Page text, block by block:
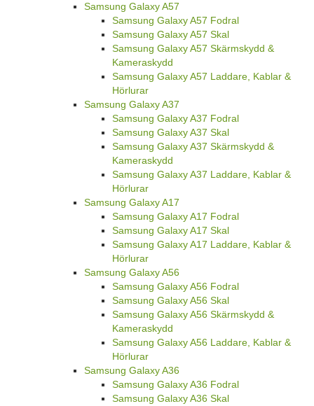
Samsung Galaxy A57
Samsung Galaxy A57 Fodral
Samsung Galaxy A57 Skal
Samsung Galaxy A57 Skärmskydd &
Kameraskydd
Samsung Galaxy A57 Laddare, Kablar &
Hörlurar
Samsung Galaxy A37
Samsung Galaxy A37 Fodral
Samsung Galaxy A37 Skal
Samsung Galaxy A37 Skärmskydd &
Kameraskydd
Samsung Galaxy A37 Laddare, Kablar &
Hörlurar
Samsung Galaxy A17
Samsung Galaxy A17 Fodral
Samsung Galaxy A17 Skal
Samsung Galaxy A17 Laddare, Kablar &
Hörlurar
Samsung Galaxy A56
Samsung Galaxy A56 Fodral
Samsung Galaxy A56 Skal
Samsung Galaxy A56 Skärmskydd &
Kameraskydd
Samsung Galaxy A56 Laddare, Kablar &
Hörlurar
Samsung Galaxy A36
Samsung Galaxy A36 Fodral
Samsung Galaxy A36 Skal